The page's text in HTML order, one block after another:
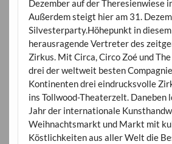
Dezember auf der Theresienwiese
Außerdem steigt hier am 31.
Silvesterparty.Höhepunkt in
herausragende Vertreter des
Zirkus. Mit Circa, Circo Zoé und
drei der weltweit besten
Kontinenten drei eindrucksvolle
ins Tollwood-Theaterzelt. Daneben
Jahr der internationale
Weihnachtsmarkt und Markt mit
Köstlichkeiten aus aller Welt die